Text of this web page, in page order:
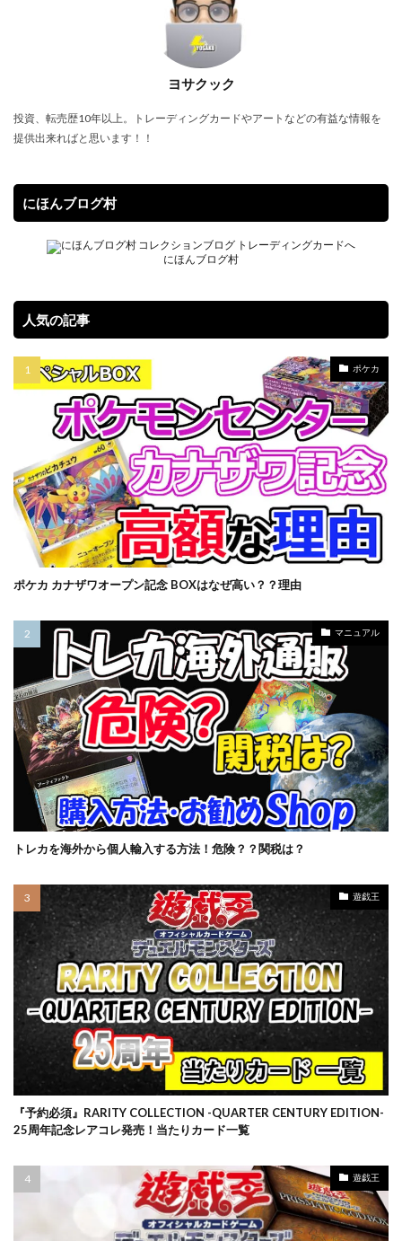
ヨサクック
投資、転売歴10年以上。トレーディングカードやアートなどの有益な情報を
提供出来ればと思います！！
にほんブログ村
にほんブログ村
人気の記事
ポケカ
ポケカ カナザワオープン記念 BOXはなぜ高い？？理由
マニュアル
トレカを海外から個人輸入する方法！危険？？関税は？
遊戯王
『予約必須』RARITY COLLECTION -QUARTER CENTURY EDITION-
25周年記念レアコレ発売！当たりカード一覧
遊戯王
SELECTION 5
StockX
TIME DILATION
TOKYO DOME GREEN Ver.
VMAXクライマックス
VSTARユニバース
Vジャンプ7月号
WORLD PREMIERE PACK 2021
まとめ
アジア限定
アメイジング・ディフェンダーズ
アルセウスV
イーブイズセット
イーブイヒーローズ
ウィッチクラフト
ウルトラシャイニー
ウルトラレア SPECIAL ILLUST Ver.
オシリスの天空竜
オススメスリーブ
オススメ未開封BOX
オススメ遊戯王カード
オベリスクの巨神兵
オリパ販売
オーバーラッシュレア
カイオーガ
カオス・ソルジャー
カナザワオープン記念
カミツレ
カメックス
カントースターター
キバナ
クレイバースト
コトブキヤ
コラボウォッチ
コラボ商品
コンプリートファイル
ゴースツフロムザパスト
ゴーストレア
サイトウ
サイバーストーム アクセス
サーチ済み
ザシアン
ザマゼンタ
シャイニースターV
シャイニートレジャーex
シークレットシャイニーボックス
シール
ジャンボカードコレクション
スカーレット&バイオレット
スカーレットex
スクラッチチャレンジ
スターターデッキ2018
ストックX
ストックエックス抽選
スノーハザード
スペシャルBOX
スペシャルデッキセット
スペースジャグラー
スリーブ
セイコー ゼニガメ
タイムゲイザー
ダニエルアーシャム
ダンデ
ダークウィング ブラスト
ディメンション・フォース
デュエマ
デュエリストパック
デュエルディスク
デュエルフィールド
デュエル・マスターズ
トリプレットビート
トレカ保管方法
トレカ売買
トレカ専用フリマサイト
トレカ投資
トレカ海外通販
トレーナーカードコレクション
ナンジャモ
ナンジャモセット
ハイクラスパック
ハイプビースト
バイオレットex
バブル
バブル再来